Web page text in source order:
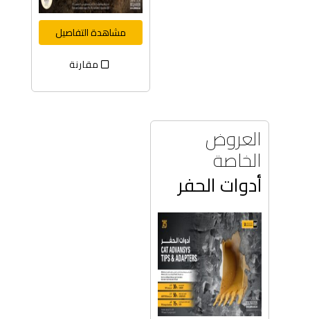
مشاهدة التفاصيل
مقارنة
العروض
الخاصة
أدوات الحفر